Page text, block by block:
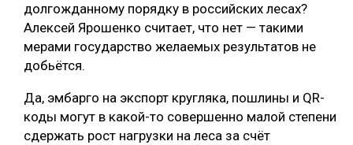
долгожданному порядку в российских лесах?
Алексей Ярошенко считает, что нет — такими
мерами государство желаемых результатов не
добьётся.
Да, эмбарго на экспорт кругляка, пошлины и QR-
коды могут в какой-то совершенно малой степени
сдержать рост нагрузки на леса за счёт